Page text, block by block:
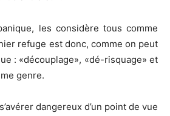
les considère tous comme
refuge est donc, comme on peut
: «découplage», «dé-risquage» et
genre.
dangereux d’un point de vue